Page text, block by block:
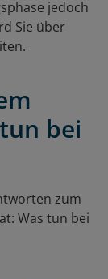
jedoch
Sie über
bei
zum
Was tun bei